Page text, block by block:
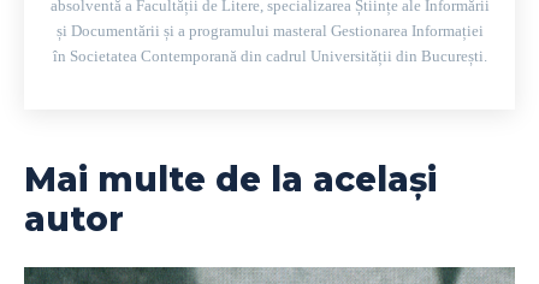
absolventă a Facultății de Litere, specializarea Științe ale Informării
și Documentării și a programului masteral Gestionarea Informației
în Societatea Contemporană din cadrul Universității din București.
Mai multe de la același
autor